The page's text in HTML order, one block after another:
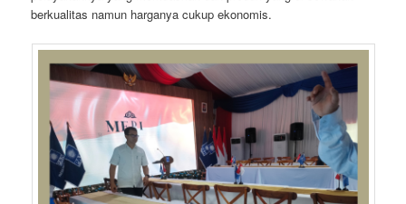
berkualitas namun harganya cukup ekonomis.